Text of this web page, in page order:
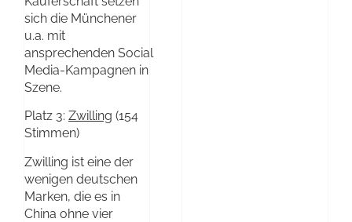
sich die Münchener
u.a. mit
ansprechenden Social
Media-Kampagnen in
Szene.
Platz 3: Zwilling (154
Stimmen)
Zwilling ist eine der
wenigen deutschen
Marken, die es in
China ohne vier